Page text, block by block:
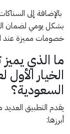
بالإضافة إلى
بشكل يومي لضمان
خصومات مميزة عند
ما الذي
الخيار
السعودية؟
يقدم التطبيق العديد
أبرزها: